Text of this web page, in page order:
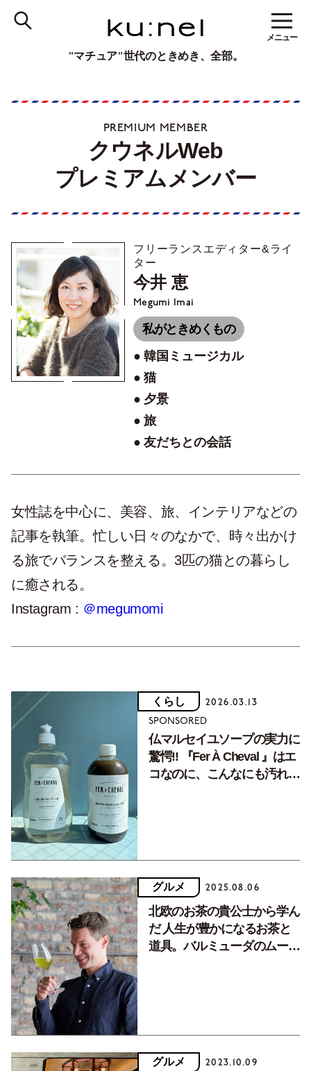
"マチュア"世代のときめき、全部。
メニュー
PREMIUM MEMBER
クウネルWeb
プレミアムメンバー
フリーランスエディター&ライ
ター
今井 恵
Megumi Imai
私がときめくもの
韓国ミュージカル
猫
夕景
旅
友だちとの会話
女性誌を中心に、美容、旅、インテリアなどの
記事を執筆。忙しい日々のなかで、時々出かけ
る旅でバランスを整える。3匹の猫との暮らし
に癒される。
Instagram : ＠megumomi
くらし 2026.03.13
SPONSORED
仏マルセイユソープの実力に
驚愕!! 『Fer À Cheval 』はエ
コなのに、こんなにも汚れが
グルメ 2025.08.06
北欧のお茶の貴公士から学ん
だ 人生が豊かになるお茶と
道具。バルミューダのムーン
グルメ 2023.10.09